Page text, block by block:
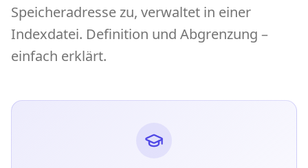
Speicheradresse zu, verwaltet in einer
Indexdatei. Definition und Abgrenzung –
einfach erklärt.